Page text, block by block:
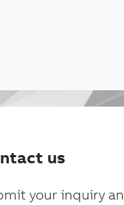
us
your inquiry